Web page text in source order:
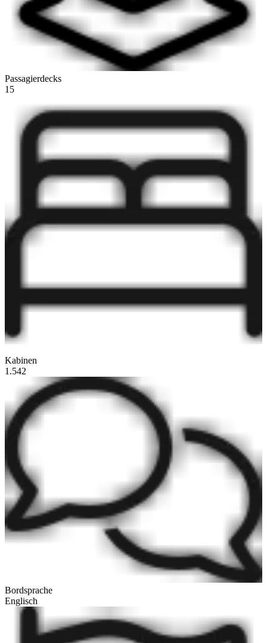
Passagierdecks
15
Kabinen
1.542
Bordsprache
Englisch